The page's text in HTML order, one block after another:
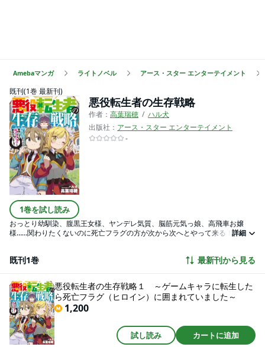
Amebaマンガ ライトノベル アース・スター エンターテイメント
既刊(1巻 最新刊)
1巻を試し読み
悪役転生者の生存戦略
作者： 高葉瑞穂
ハル犬
出版社： アース・スター エンターテイメント
-
おっとり幼馴染、腹黒王女様、ヤンデレ気質、脳筋元気っ娘、高飛車お嬢
様……関わりたくないのに死亡フラグの方が次から次へとやって来る！！！9
界であり、自分が18歳でヒロインたちに断罪されて殺される悪役だと気づい
けるように冒険者を目指すオーランドだったが、何故か周囲には死亡フラグ
＝ヒロインたちが集まってきてしまう!!!悪役転生者はゲーム世界で無自覚ハ
ーレムを生き残れるのか!!??
詳細
既刊1巻 最新刊から見る
悪役転生者の生存戦略１ ～ゲームキャラに転生した
ら死亡フラグ（ヒロイン）に囲まれていました～
1,200
試し読み カートに追加